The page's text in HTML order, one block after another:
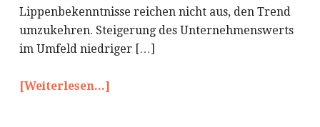
Lippenbekenntnisse reichen nicht aus, den Trend
umzukehren. Steigerung des Unternehmenswerts
im Umfeld niedriger […]
[Weiterlesen...]